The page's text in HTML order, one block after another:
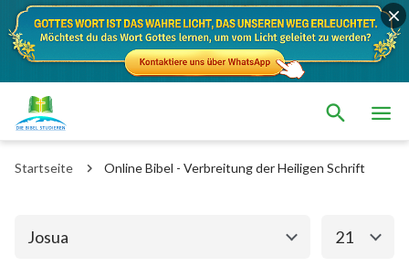
Startseite Online Bibel - Verbreitung der Heiligen Schrift
Josua
Das alte Testament Das neue Testament
1. Mose 2. Mose
21